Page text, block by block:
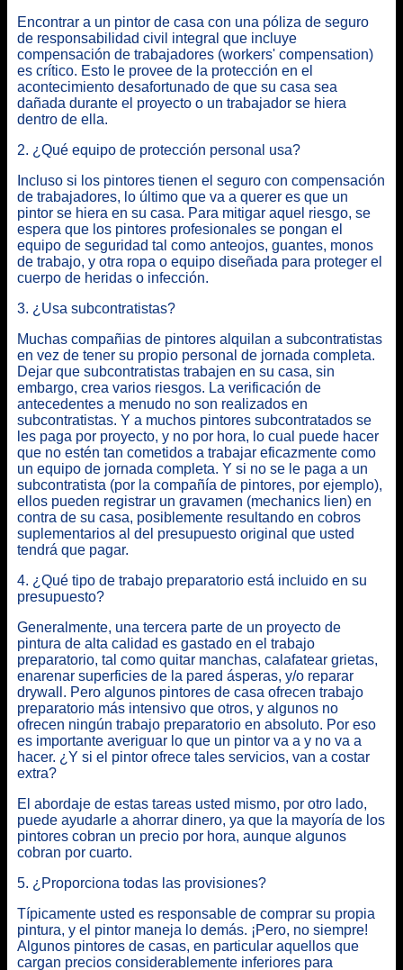
Encontrar a un pintor de casa con una póliza de seguro
de responsabilidad civil integral que incluye
compensación de trabajadores (workers' compensation)
es crítico. Esto le provee de la protección en el
acontecimiento desafortunado de que su casa sea
dañada durante el proyecto o un trabajador se hiera
dentro de ella.
2. ¿Qué equipo de protección personal usa?
Incluso si los pintores tienen el seguro con compensación
de trabajadores, lo último que va a querer es que un
pintor se hiera en su casa. Para mitigar aquel riesgo, se
espera que los pintores profesionales se pongan el
equipo de seguridad tal como anteojos, guantes, monos
de trabajo, y otra ropa o equipo diseñada para proteger el
cuerpo de heridas o infección.
3. ¿Usa subcontratistas?
Muchas compañias de pintores alquilan a subcontratistas
en vez de tener su propio personal de jornada completa.
Dejar que subcontratistas trabajen en su casa, sin
embargo, crea varios riesgos. La verificación de
antecedentes a menudo no son realizados en
subcontratistas. Y a muchos pintores subcontratados se
les paga por proyecto, y no por hora, lo cual puede hacer
que no estén tan cometidos a trabajar eficazmente como
un equipo de jornada completa. Y si no se le paga a un
subcontratista (por la compañía de pintores, por ejemplo),
ellos pueden registrar un gravamen (mechanics lien) en
contra de su casa, posiblemente resultando en cobros
suplementarios al del presupuesto original que usted
tendrá que pagar.
4. ¿Qué tipo de trabajo preparatorio está incluido en su
presupuesto?
Generalmente, una tercera parte de un proyecto de
pintura de alta calidad es gastado en el trabajo
preparatorio, tal como quitar manchas, calafatear grietas,
enarenar superficies de la pared ásperas, y/o reparar
drywall. Pero algunos pintores de casa ofrecen trabajo
preparatorio más intensivo que otros, y algunos no
ofrecen ningún trabajo preparatorio en absoluto. Por eso
es importante averiguar lo que un pintor va a y no va a
hacer. ¿Y si el pintor ofrece tales servicios, van a costar
extra?
El abordaje de estas tareas usted mismo, por otro lado,
puede ayudarle a ahorrar dinero, ya que la mayoría de los
pintores cobran un precio por hora, aunque algunos
cobran por cuarto.
5. ¿Proporciona todas las provisiones?
Típicamente usted es responsable de comprar su propia
pintura, y el pintor maneja lo demás. ¡Pero, no siempre!
Algunos pintores de casas, en particular aquellos que
cargan precios considerablemente inferiores para